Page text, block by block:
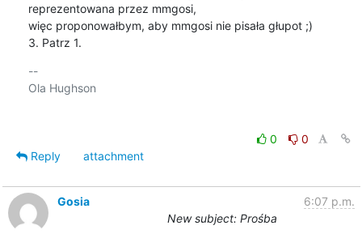
reprezentowana przez mmgosi,
więc proponowałbym, aby mmgosi nie pisała głupot ;)
3. Patrz 1.
--
Ola Hughson
0
0
Reply
attachment
Gosia
6:07 p.m.
New subject: Prośba